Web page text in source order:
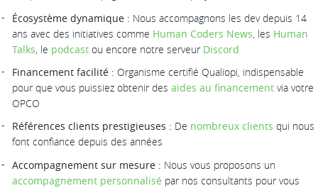
Écosystème dynamique : Nous accompagnons les dev depuis 14
ans avec des initiatives comme Human Coders News , les Human
Talks , le podcast ou encore notre serveur Discord
Financement facilité : Organisme certifié Qualiopi, indispensable
pour que vous puissiez obtenir des aides au financement via votre
OPCO
Références clients prestigieuses : De nombreux clients qui nous
font confiance depuis des années
Accompagnement sur mesure : Nous vous proposons un
accompagnement personnalisé par nos consultants pour vous